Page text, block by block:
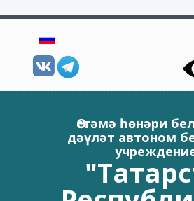
Өстәмә һөнәри
дәүләт автоном